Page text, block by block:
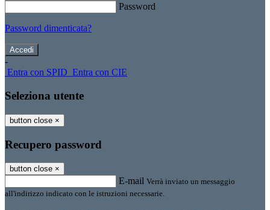
Password
Password dimenticata?
-
Entra con SPID Entra con CIE
Seleziona utente
button close ×
Recupero password
button close ×
E-mail Verrà inviato un messaggio
all'indirizzo indicato con le istruzioni necessarie.